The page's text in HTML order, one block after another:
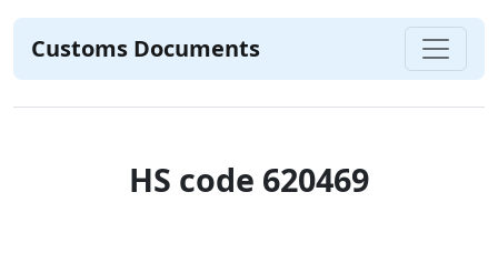
Customs Documents
HS code 620469